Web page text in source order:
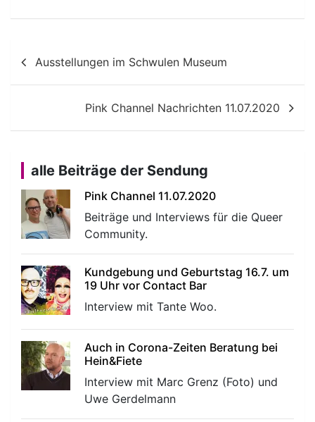
Beitragsnavigation
Ausstellungen im Schwulen Museum
Pink Channel Nachrichten 11.07.2020
alle Beiträge der Sendung
Pink Channel 11.07.2020
Beiträge und Interviews für die Queer
Community.
Kundgebung und Geburtstag 16.7. um
19 Uhr vor Contact Bar
Interview mit Tante Woo.
Auch in Corona-Zeiten Beratung bei
Hein&Fiete
Interview mit Marc Grenz (Foto) und
Uwe Gerdelmann